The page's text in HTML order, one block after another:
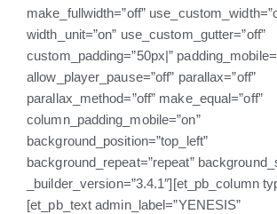
make_fullwidth=”off”
width_unit=”on” use_custom_gutter=”off”
custom_padding=”50px|”
allow_player_pause=”off” parallax=”off”
parallax_method=”off” make_equal=”off”
column_padding_mobile=”on”
background_position=”top_left”
background_repeat=”repeat”
_builder_version=”3.4.1″][et_pb_column
[et_pb_text admin_label=”YENESIS”